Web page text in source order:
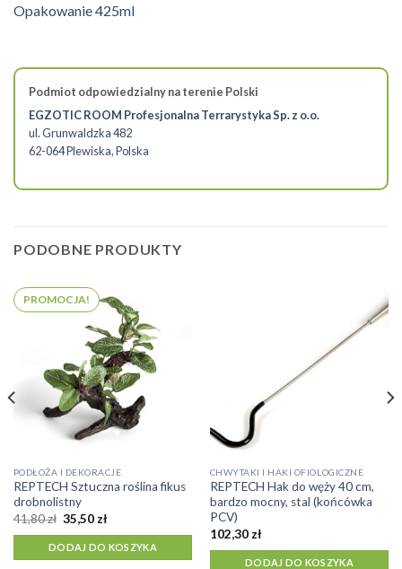
Opakowanie 425ml
Podmiot odpowiedzialny na terenie Polski
EGZOTIC ROOM Profesjonalna Terrarystyka Sp. z o.o.
ul. Grunwaldzka 482
62-064 Plewiska, Polska
PODOBNE PRODUKTY
PROMOCJA!
PODŁOŻA I DEKORACJE
REPTECH Sztuczna roślina fikus
drobnolistny
41,80zł Pierwotna
cena
wynosiła:
41,80 zł.
35,50 złAktualna
wynosi:
35,50 zł.
DODAJ DO KOSZYKA
CHWYTAKI I HAKI OFIOLOGICZNE
REPTECH Hak do węży 40 cm,
bardzo mocny, stal (końcówka
PCV)
102,30 zł
DODAJ DO KOSZYKA